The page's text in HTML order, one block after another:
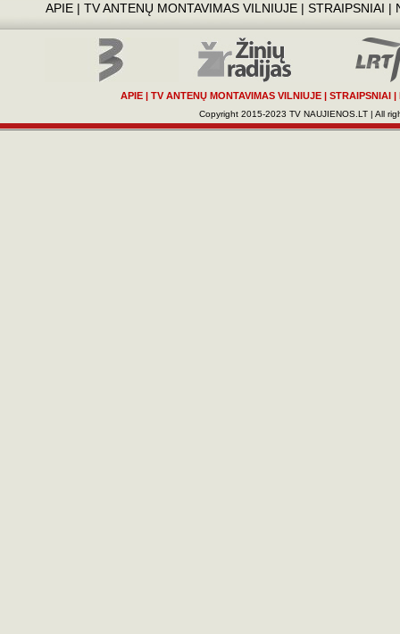
APIE| TV ANTENŲ MONTAVIMAS VILNIUJE| STRAIPSNIAI |
APIE | TV ANTENŲ MONTAVIMAS VILNIUJE | STRAIPSNIAI |
Copyright 2015-2023 TV NAUJIENOS.LT | All